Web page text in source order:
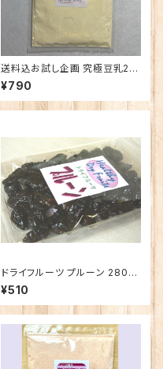
送料込お試し企画 究極豆乳20
0ｇ入 新潟県産皮むき大豆の超
微粉末 クリックポスト便のエコ
配送
¥790
ドライフルーツ プルーン 280g
鉄分食物繊維習慣 カリフォル
ニア産
¥510